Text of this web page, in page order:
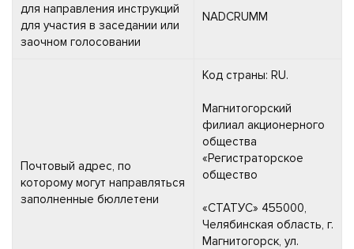
для направления инструкций
для участия в заседании или
заочном голосовании
NADCRUMM
Почтовый адрес, по
которому могут направляться
заполненные бюллетени
Код страны: RU.
Магнитогорский
филиал акционерного
общества
«Регистраторское
общество
«СТАТУС» 455000,
Челябинская область, г.
Магнитогорск, ул.